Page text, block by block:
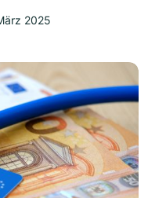
2025